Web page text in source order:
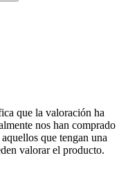
que la valoración ha
nos han comprado
que tengan una
valorar el producto.